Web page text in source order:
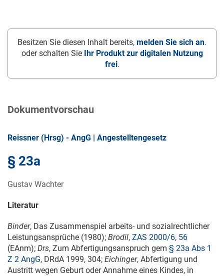
Besitzen Sie diesen Inhalt bereits, melden Sie sich an.
oder schalten Sie
Ihr Produkt zur digitalen Nutzung
frei.
Dokumentvorschau
Reissner (Hrsg) - AngG | Angestelltengesetz
§ 23a
Gustav Wachter
Literatur
Binder, Das Zusammenspiel arbeits- und sozialrechtlicher
Leistungsansprüche (1980); Brodil, ZAS 2000/6, 56
(EAnm); Drs, Zum Abfertigungsanspruch gem § 23a Abs 1
Z 2 AngG, DRdA 1999, 304; Eichinger, Abfertigung und
Austritt wegen Geburt oder Annahme eines Kindes, in